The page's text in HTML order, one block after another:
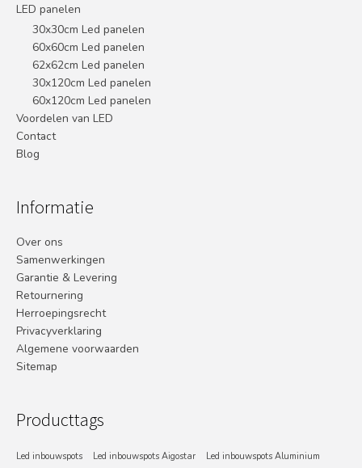
LED panelen
30x30cm Led panelen
60x60cm Led panelen
62x62cm Led panelen
30x120cm Led panelen
60x120cm Led panelen
Voordelen van LED
Contact
Blog
Informatie
Over ons
Samenwerkingen
Garantie & Levering
Retournering
Herroepingsrecht
Privacyverklaring
Algemene voorwaarden
Sitemap
Producttags
Led inbouwspots Led inbouwspots Aigostar
Led inbouwspots Aluminium